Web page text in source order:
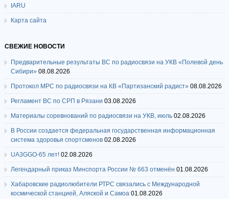
IARU
Карта сайта
СВЕЖИЕ НОВОСТИ
Предварительные результаты ВС по радиосвязи на УКВ «Полевой день
Сибири» 08.08.2026
Протокол МРС по радиосвязи на КВ «Партизанский радист» 08.08.2026
Регламент ВС по СРП в Рязани 03.08.2026
Материалы соревнований по радиосвязи на УКВ, июль 02.08.2026
В России создается федеральная государственная информационная
система здоровья спортсменов 02.08.2026
UA3GGO-65 лет! 02.08.2026
Легендарный приказ Минспорта России № 663 отменён 01.08.2026
Хабаровские радиолюбители РТРС связались с Международной
космической станцией, Аляской и Самоа 01.08.2026